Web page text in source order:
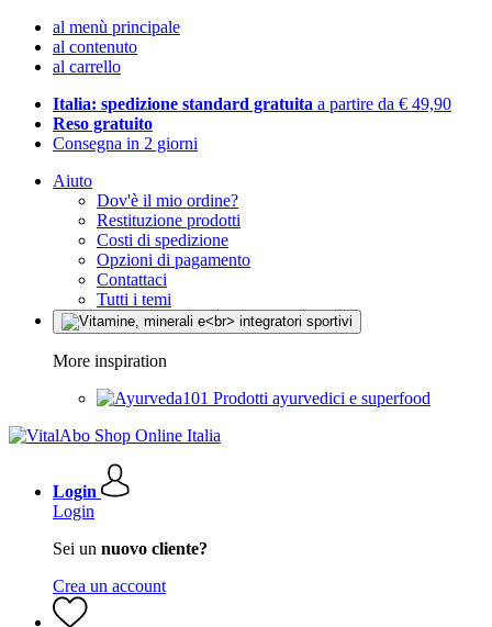
al menù principale
al contenuto
al carrello
Italia: spedizione standard gratuita a partire da € 49,90
Reso gratuito
Consegna in 2 giorni
Aiuto
Dov'è il mio ordine?
Restituzione prodotti
Costi di spedizione
Opzioni di pagamento
Contattaci
Tutti i temi
More inspiration
Prodotti ayurvedici e superfood
Login
Login
Sei un nuovo cliente?
Crea un account